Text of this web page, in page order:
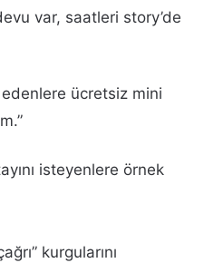
var, saatleri story’de
ücretsiz mini
isteyenlere örnek
kurgularını